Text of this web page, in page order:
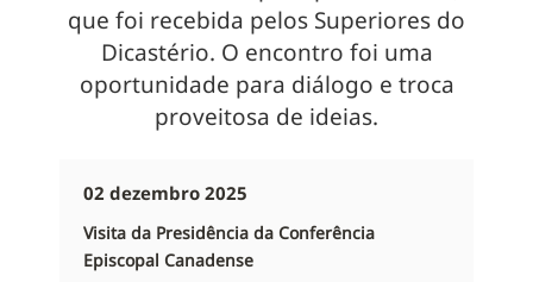
que foi recebida pelos Superiores do
Dicastério. O encontro foi uma
oportunidade para diálogo e troca
proveitosa de ideias.
02 dezembro 2025
Visita da Presidência da Conferência
Episcopal Canadense